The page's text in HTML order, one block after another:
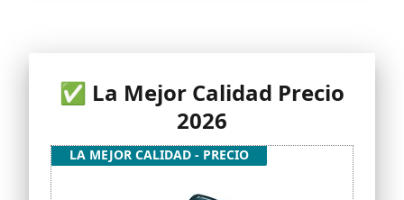
✅ La Mejor Calidad Precio
2026
LA MEJOR CALIDAD - PRECIO